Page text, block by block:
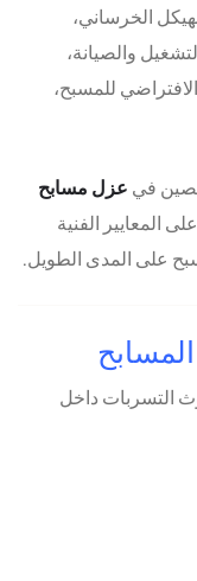
الخرساني،
والصيانة،
للمسبح،
في عزل مسابح
المعايير الفنية
على المدى الطويل.
التسربات داخل